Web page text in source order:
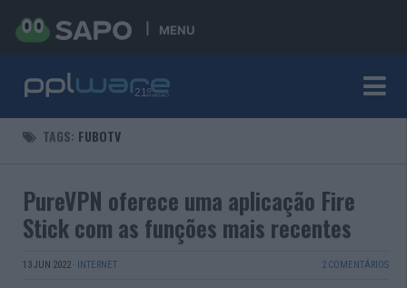
MENU
TAGS: FUBOTV
PureVPN oferece uma aplicação Fire
Stick com as funções mais recentes
13 JUN 2022 · INTERNET 2 COMENTÁRIOS